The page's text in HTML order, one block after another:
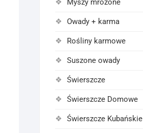
Myszy mrożone
Owady + karma
Rośliny karmowe
Suszone owady
Świerszcze
Świerszcze Domowe
Świerszcze Kubańskie